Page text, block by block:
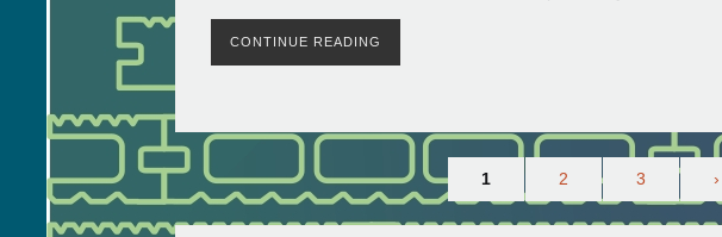
CONTINUE READING
1 2 3 ›